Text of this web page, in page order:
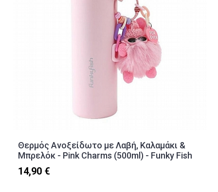
Θερμός Ανοξείδωτο με Λαβή, Καλαμάκι &
Μπρελόκ - Pink Charms (500ml) - Funky Fish
14,90 €